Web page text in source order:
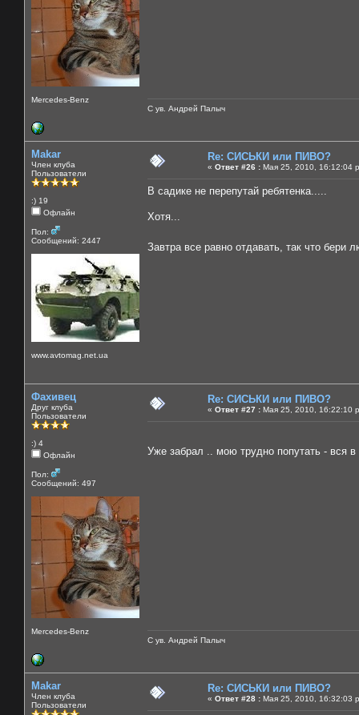
Mercedes-Benz
С ув. Андрей Палыч
Makar
Член клуба
Пользователи
:) 19
Офлайн
Пол:
Сообщений: 2447
www.avtomag.net.ua
Re: СИСЬКИ или ПИВО?
« Ответ #26 : Мая 25, 2010, 16:12:04
В садике не перепутай ребятенка.....
Хотя...
Завтра все равно отдавать, так что бери
Фахивец
Друг клуба
Пользователи
:) 4
Офлайн
Пол:
Сообщений: 497
Mercedes-Benz
Re: СИСЬКИ или ПИВО?
« Ответ #27 : Мая 25, 2010, 16:22:10
Уже забрал .. мою трудно попутать - вся
С ув. Андрей Палыч
Makar
Член клуба
Пользователи
Re: СИСЬКИ или ПИВО?
« Ответ #28 : Мая 25, 2010, 16:32:03